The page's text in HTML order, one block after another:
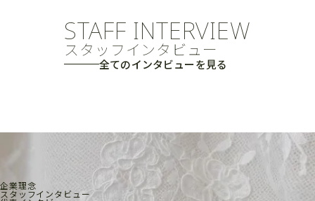
STAFF INTERVIEW
スタッフインタビュー
全てのインタビューを見る
企業理念
スタッフインタビュー